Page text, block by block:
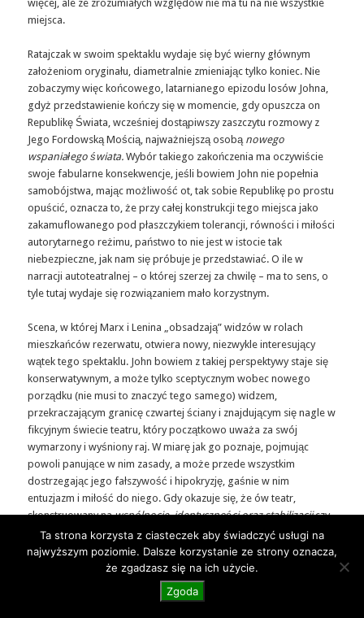
więcej, ale ze zrozumiałych względów nie ma tu na nie wszystkie
miejsca.
Ratajczak w swoim spektaklu wydaje się być wierny głównym
założeniom oryginału, diametralnie zmieniając tylko koniec. Nie
zobaczymy więc końcowego, latarnianego epizodu losów Johna,
gdyż przedstawienie kończy się w momencie, gdy opuszcza on
Republikę Świata, wcześniej dostąpiwszy zaszczytu rozmowy z
Jego Fordowską Mością, najważniejszą osobą nowego
wspaniałego świata.Wybór takiego zakończenia ma oczywiście
swoje fabularne konsekwencje, jeśli bowiem John nie popełnia
samobójstwa, mając możliwość ot, tak sobie Republikę po prostu
opuścić, oznacza to, że przy całej konstrukcji tego miejsca jako
zakamuflowanego pod płaszczykiem tolerancji, równości i miłości
autorytarnego reżimu, państwo to nie jest w istocie tak
niebezpieczne, jak nam się próbuje je przedstawiać. O ile w
narracji autoteatralnej – o której szerzej za chwilę – ma to sens, o
tyle tutaj wydaje się rozwiązaniem mało korzystnym.
Scena, w której Marx i Lenina „obsadzają” widzów w rolach
mieszkańców rezerwatu, otwiera nowy, niezwykle interesujący
wątek tego spektaklu. John bowiem z takiej perspektywy staje się
konserwatywnym, a może tylko sceptycznym wobec nowego
porządku (nie musi to znaczyć tego samego) widzem,
przekraczającym granicę czwartej ściany i znajdującym się nagle w
fikcyjnym świecie teatru, który początkowo uważa za swój
wymarzony i wyśniony raj. W miarę jak go poznaje, pojmując
powoli panujące w nim zasady, a może przede wszystkim
dostrzegając jego fałszywość i hipokryzję, gaśnie w nim
entuzjazm i miłość do niego. Gdy okazuje się, że ów teatr,
skonstruowany nawspólnocie, identyczności oraz stabilizacjiczy
innych tego typu frazesach, ukrywa jednocześnie przed oczami
widzów te same wyświechtane, przemocowe i patriarchalne
schematy, napędzane żądzą władzy i chęcią kontrolowania innych,
widz John postanawia uciec, wypisać się z tego „cyrku” na własne
życzenie. Wchodzi więc do czegoś na kształt telewizora (ze zgrozą
Ta strona korzysta z ciasteczek aby świadczyć usługi na
najwyższym poziomie. Dalsze korzystanie ze strony oznacza,
że zgadzasz się na ich użycie.
Zgoda